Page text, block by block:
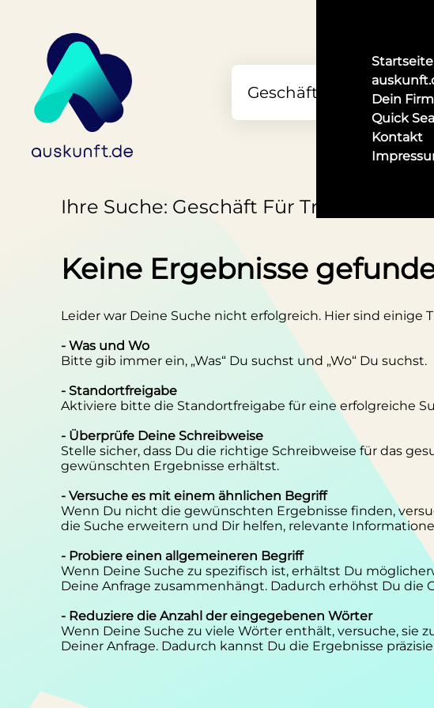
Startseite
Dein
Quick
Kontakt
Ihre Suche: Geschäft Für Traditionelle
Keine Ergebnisse
Leider war Deine Suche nicht erfolgreich. Hier sind einige
- Was und Wo
Bitte gib immer ein, „Was“ Du suchst und „Wo“ Du suchst.
- Standortfreigabe
Aktiviere bitte die Standortfreigabe für eine erfolgreiche
- Überprüfe Deine Schreibweise
Stelle sicher, dass Du die richtige Schreibweise für das
gewünschten Ergebnisse erhältst.
- Versuche es mit einem ähnlichen Begriff
Wenn Du nicht die gewünschten Ergebnisse finden,
die Suche erweitern und Dir helfen, relevante
- Probiere einen allgemeineren Begriff
Wenn Deine Suche zu spezifisch ist, erhältst Du
Deine Anfrage zusammenhängt. Dadurch erhöhst Du die
- Reduziere die Anzahl der eingegebenen Wörter
Wenn Deine Suche zu viele Wörter enthält, versuche, sie
Deiner Anfrage. Dadurch kannst Du die Ergebnisse